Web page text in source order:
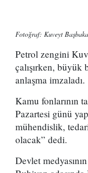
Fotoğraf: Kuveyt
Petrol zengini
çalışırken,
anlaşma imzaladı.
Kamu fonlarının
Pazartesi günü
mühendislik,
olacak” dedi.
Devlet